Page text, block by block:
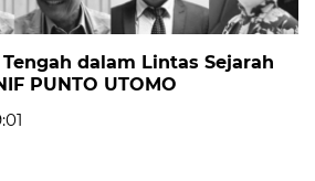
dalam Lintas Sejarah
PUNTO UTOMO